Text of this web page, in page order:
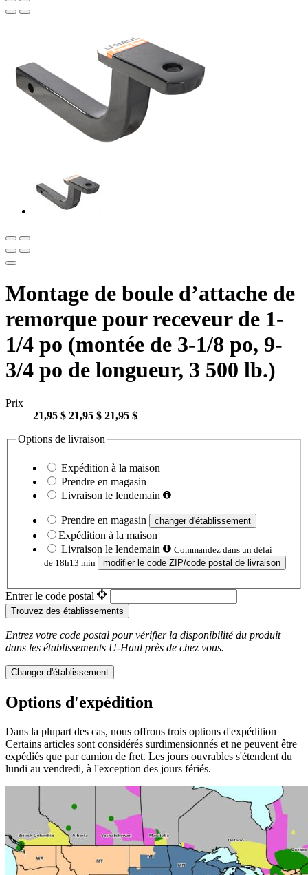
Montage de boule d’attache de
remorque pour receveur de 1-
1/4 po (montée de 3-1/8 po, 9-
3/4 po de longueur, 3 500 lb.)
Prix
21,95 $ 21,95 $ 21,95 $
Options de livraison
Expédition à la maison
Prendre en magasin
Livraison le lendemain
Prendre en magasin changer d'établissement
Expédition à la maison
Livraison le lendemain
Commandez dans un délai
de 18h13 min
modifier le code ZIP/code postal de livraison
Entrer le code postal
Trouvez des établissements
Entrez votre code postal pour vérifier la disponibilité du produit
dans les établissements U-Haul près de chez vous.
Changer d'établissement
Options d'expédition
Dans la plupart des cas, nous offrons trois options d'expédition
Certains articles sont considérés surdimensionnés et ne peuvent être
expédiés que par camion de fret. Les jours ouvrables s'étendent du
lundi au vendredi, à l'exception des jours fériés.